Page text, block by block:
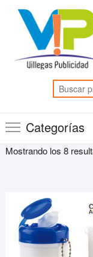
Saltar
contenido
Categorías
Mostrando los 8